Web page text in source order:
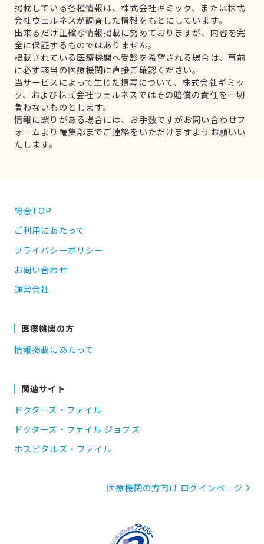
掲載している各種情報は、株式会社ギミック、または株式
会社ウェルネスが調査した情報をもとにしています。
出来るだけ正確な情報掲載に努めておりますが、内容を完
全に保証するものではありません。
掲載されている医療機関へ受診を希望される場合は、事前
に必ず該当の医療機関に直接ご確認ください。
当サービスによって生じた損害について、株式会社ギミッ
ク、および株式会社ウェルネスではその賠償の責任を一切
負わないものとします。
情報に誤りがある場合には、お手数ですがお問い合わせフ
ォームより編集部までご連絡をいただけますようお願いい
たします。
総合TOP
ご利用にあたって
プライバシーポリシー
お問い合わせ
運営会社
医療機関の方
情報掲載にあたって
関連サイト
ドクターズ・ファイル
ドクターズ・ファイル ジョブズ
ホスピタルズ・ファイル
医療機関の方向け ログインページ